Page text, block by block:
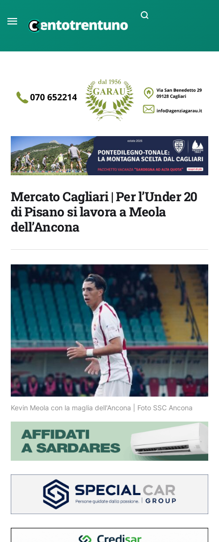
Mercato Cagliari | Per l’Under 20
di Pisano si lavora a Meola
dell’Ancona
Kevin Meola con la maglia dell'Ancona | Foto SSC Ancona